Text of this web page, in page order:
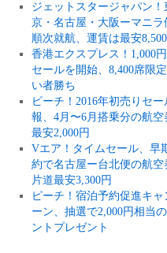
ジェットスタージャパン！
京・名古屋・大阪ーマニラ
順次就航、運賃は最安
香港エクスプレス！1,000
セールを開始、8,400席限
い者勝ち
ピーチ！2016年初売りセー
報、4月〜6月搭乗分の航空
最安2,000円
Vエア！タイムセール、早
約で名古屋ー台北便の航空
片道最安3,300円
ピーチ！宿泊予約促進キャ
ーン、抽選で2,000円相当
ントプレゼント